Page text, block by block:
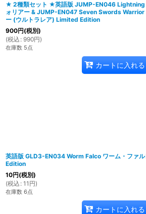
★ 2種類セット ★英語版 JUMP-EN046 Lightning
ォリアー & JUMP-EN047 Seven Swords Warrior
ー (ウルトラレア) Limited Edition
900円(税別)
(税込 : 990円)
在庫数 5点
カートに入れる
英語版 GLD3-EN034 Worm Falco ワーム・ファ
Edition
10円(税別)
(税込 : 11 円)
在庫数 6点
カートに入れる